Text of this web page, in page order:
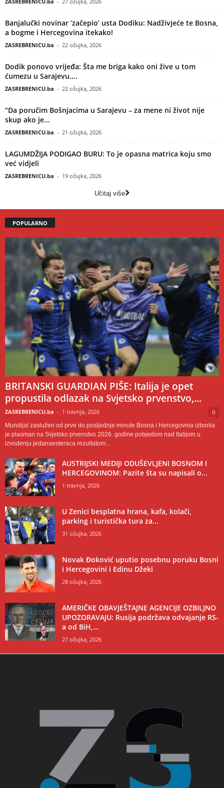
Banjalučki novinar ‘začepio’ usta Dodiku: Nadživjeće te Bosna,
a bogme i Hercegovina itekako!
ZASREBRENICU.ba - 22 ožujka, 2026
Dodik ponovo vrijeđa: Šta me briga kako oni žive u tom
ćumezu u Sarajevu....
ZASREBRENICU.ba - 22 ožujka, 2026
“Da poručim Bošnjacima u Sarajevu – za mene ni život nije
skup ako je...
ZASREBRENICU.ba - 21 ožujka, 2026
LAGUMDŽIJA PODIGAO BURU: To je opasna matrica koju smo
već vidjeli
ZASREBRENICU.ba - 19 ožujka, 2026
Učitaj više
POPULARNO
BRITANSKI GUARDIAN PIŠE: Italija je opet
propustila odlazak na Svjetsko prvenstvo,...
ZASREBRENICU.ba - 1 travnja, 2026 0
Mundijal zaslužen od prve do posljednje minute Bosna i Hercegovina izborila
je plasman na Svjetsko prvenstvo 2026. godine pobjedom nad Italijom u
izvođenju jedanaesteraca rezultatom...
AUSTRIJSKI MEDIJI ODUŠEVLJENI BOSNOM I
HERCEGOVINOM: Pazite šta su napisali o...
1 travnja, 2026
U Zenici besplatna hrana, kafa, kolači,
parking i turistička tura za...
31 ožujka, 2026
Novak Đoković uputio posebnu poruku Bosni
i Hercegovini i Edinu Džeki
28 ožujka, 2026
AMERIČKE OBAVJEŠTAJNE AGENCIJE OZBILJNO
UPOZORAVAJU: Rusija podržava odvajanje RS-
a od BiH,...
27 ožujka, 2026